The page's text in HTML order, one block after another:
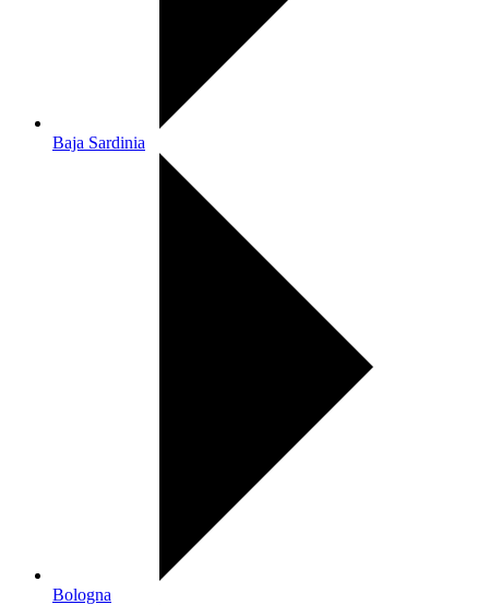
Baja Sardinia
Bologna